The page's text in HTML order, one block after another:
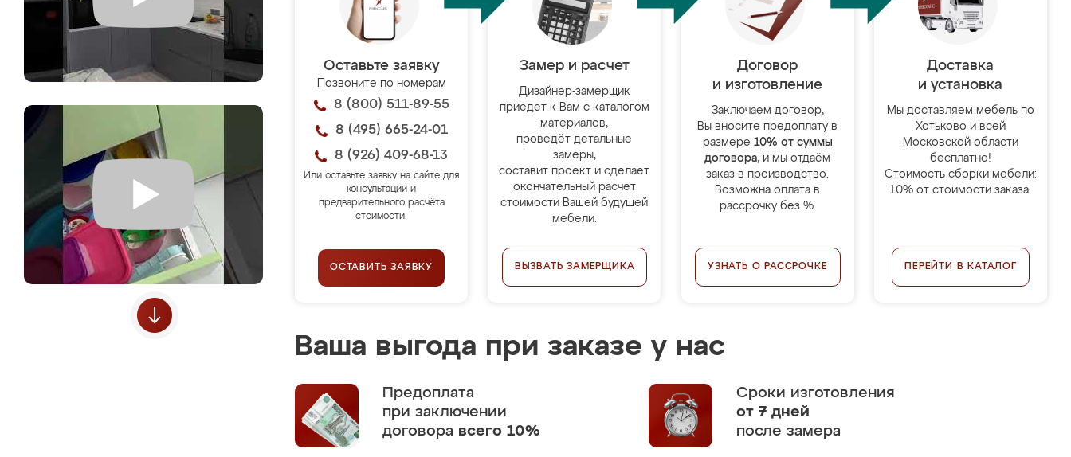
Оставьте заявку
Позвоните по номерам
8 (800) 511-89-55
8 (495) 665-24-01
8 (926) 409-68-13
Или оставьте заявку на сайте для
консультации и
предварительного расчёта
стоимости.
ОСТАВИТЬ ЗАЯВКУ
Замер и расчет
Дизайнер-замерщик
приедет к Вам с каталогом
материалов,
проведёт детальные
замеры,
составит проект и сделает
окончательный расчёт
стоимости Вашей будущей
мебели.
ВЫЗВАТЬ ЗАМЕРЩИКА
Договор
и изготовление
Заключаем договор,
Вы вносите предоплату в
размере 10% от суммы
договора, и мы отдаём
заказ в производство.
Возможна оплата в
рассрочку без %.
УЗНАТЬ О РАССРОЧКЕ
Доставка
и установка
Мы доставляем мебель по
Хотьково и всей
Московской области
бесплатно!
Стоимость сборки мебели:
10% от стоимости заказа.
ПЕРЕЙТИ В КАТАЛОГ
Ваша выгода при заказе у нас
Предоплата
при заключении
договора всего 10%
Сроки изготовления
от 7 дней
после замера